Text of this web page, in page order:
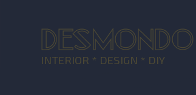
DESMONDO
INTERIOR * DESIGN * DIY